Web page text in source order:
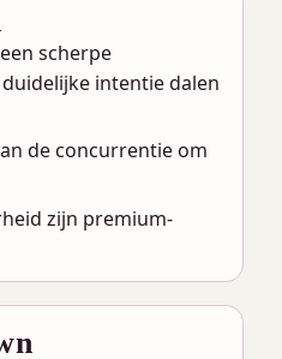
scherpe
intentie dalen
de concurrentie om
zijn premium-